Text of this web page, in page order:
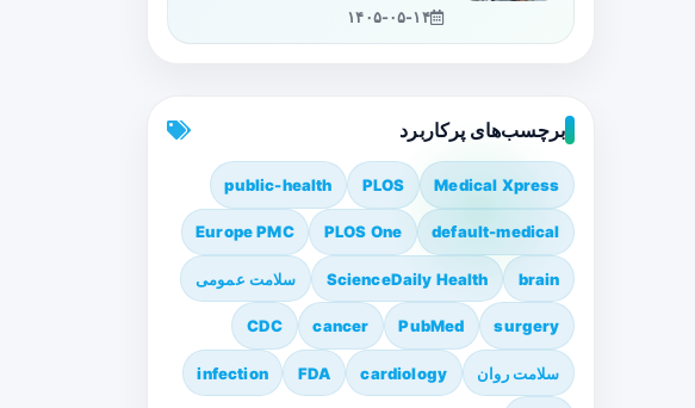
۱۴۰۵-۰۵-۱۴
برچسب‌های پرکاربرد
Medical Xpress
PLOS
public-health
default-medical
PLOS One
Europe PMC
brain
ScienceDaily Health سلامت عمومی
surgery
PubMed
cancer
CDC
سلامت روان cardiology
FDA
infection